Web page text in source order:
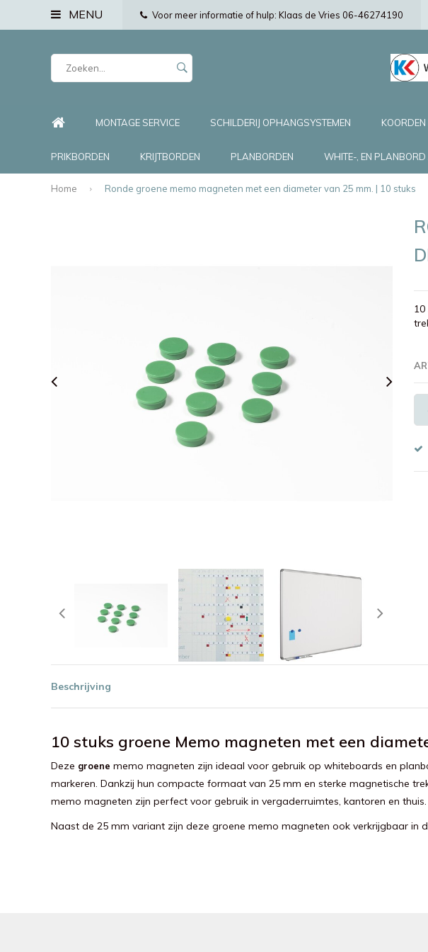
MENU Voor meer informatie of hulp: Klaas de Vries 06-46274190
MONTAGE SERVICE SCHILDERIJ OPHANGSYSTEMEN
PRIKBORDEN KRIJTBORDEN PLANBORDEN WHITE-, EN PLANBORD
Home Ronde groene memo magneten met een diameter van 25 mm. | 10 stuks
10
Beschrijving
10 stuks groene Memo magneten met een
Deze groene memo magneten zijn ideaal voor gebruik op whiteboards en
markeren. Dankzij hun compacte formaat van 25 mm en sterke magnetische
memo magneten zijn perfect voor gebruik in vergaderruimtes, kantoren en thuis.
Naast de 25 mm variant zijn deze groene memo magneten ook verkrijgbaar